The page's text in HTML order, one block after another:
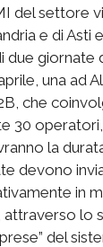
del settore
e di Asti
due giornate
una ad
che
30
la
devono
in
attraverso lo
del